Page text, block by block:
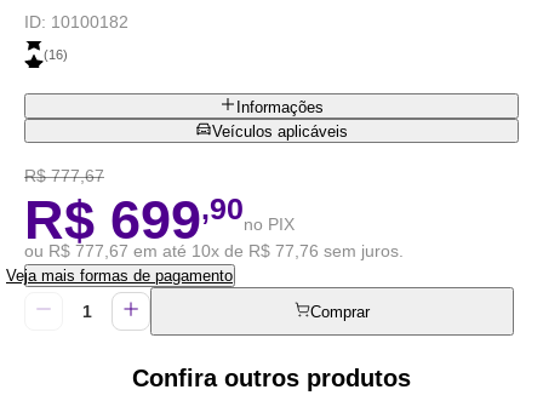
ID: 10100182
(16)
Informações
Veículos aplicáveis
R$ 777,67
R$ 699,90no PIX
ou R$ 777,67 em até 10x de R$ 77,76 sem juros.
Veja mais formas de pagamento
Comprar
Confira outros produtos